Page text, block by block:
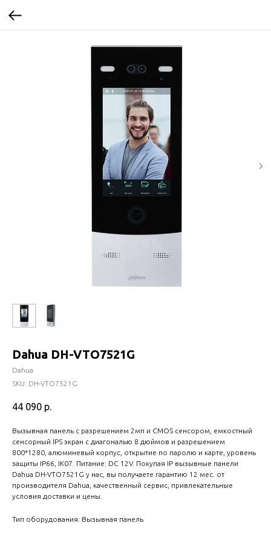
Dahua DH-VTO7521G
Dahua
SKU: DH-VTO7521G
44 090 р.
Вызывная панель с разрешением 2мп и CMOS сенсором, емкостный
сенсорный IPS экран с диагональю 8 дюймов и разрешением
800*1280, алюминевый корпус, открытие по паролю и карте, уровень
защиты IP66, IK07. Питание: DC 12V. Покупая IP вызывные панели
Dahua DH-VTO7521G у нас, вы получаете гарантию 12 мес. от
производителя Dahua, качественный сервис, привлекательные
условия доставки и цены.
Тип оборудования: Вызывная панель